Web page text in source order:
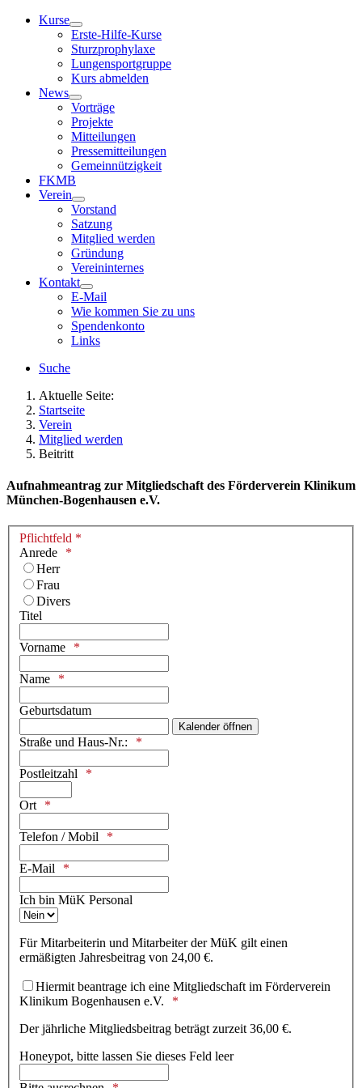
Kurse
Erste-Hilfe-Kurse
Sturzprophylaxe
Lungensportgruppe
Kurs abmelden
News
Vorträge
Projekte
Mitteilungen
Pressemitteilungen
Gemeinnützigkeit
FKMB
Verein
Vorstand
Satzung
Mitglied werden
Gründung
Vereininternes
Kontakt
E-Mail
Wie kommen Sie zu uns
Spendenkonto
Links
Suche
Aktuelle Seite:
Startseite
Verein
Mitglied werden
Beitritt
Aufnahmeantrag zur Mitgliedschaft des Förderverein Klinikum
München-Bogenhausen e.V.
Pflichtfeld *
Anrede
Herr
Frau
Divers
Titel
Vorname
Name
Geburtsdatum
Kalender öffnen
Straße und Haus-Nr.:
Postleitzahl
Ort
Telefon / Mobil
E-Mail
Ich bin MüK Personal
Für Mitarbeiterin und Mitarbeiter der MüK gilt einen
ermäßigten Jahresbeitrag von 24,00 €.
Hiermit beantrage ich eine Mitgliedschaft im Förderverein
Klinikum Bogenhausen e.V.
Der jährliche Mitgliedsbeitrag beträgt zurzeit 36,00 €.
Honeypot, bitte lassen Sie dieses Feld leer